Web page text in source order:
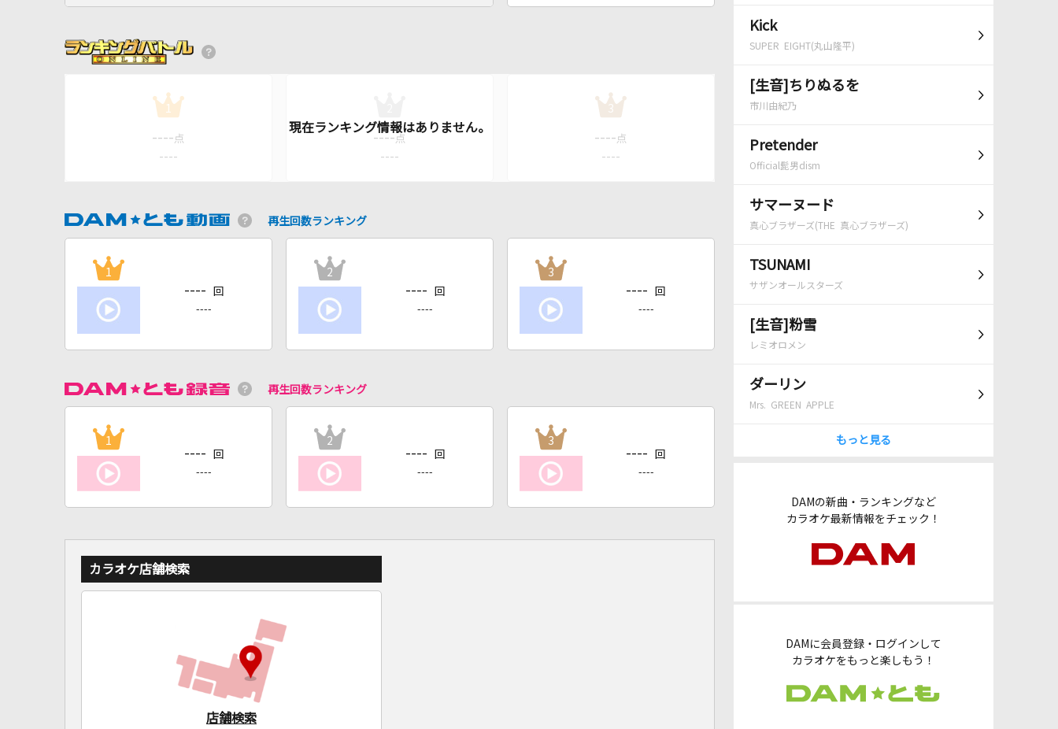
Kick
SUPER EIGHT(丸山隆平)
[生音]ちりぬるを
市川由紀乃
Pretender
Official髭男dism
サマーヌード
真心ブラザーズ(THE 真心ブラザーズ)
TSUNAMI
サザンオールスターズ
[生音]粉雪
レミオロメン
ダーリン
Mrs. GREEN APPLE
もっと見る
DAMの新曲・ランキングなど
カラオケ最新情報をチェック！
DAMに会員登録・ログインして
カラオケをもっと楽しもう！
1
---- 点
----
---- 点
----
3
---- 点
----
再生回数ランキング
1
---- 回
----
2
---- 回
----
3
---- 回
----
再生回数ランキング
1
---- 回
----
2
---- 回
----
3
---- 回
----
カラオケ店舗検索
店舗検索